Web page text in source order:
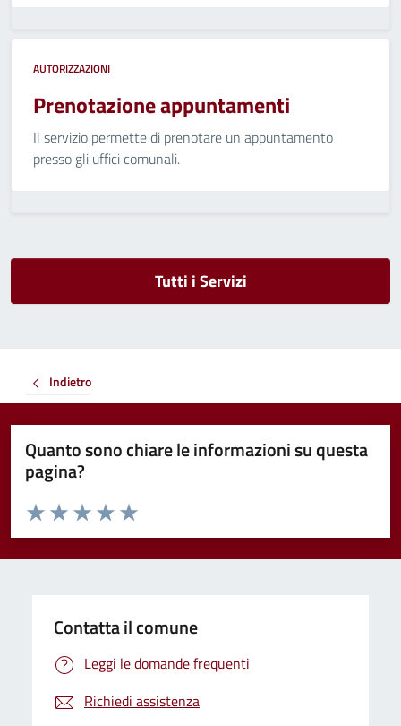
AUTORIZZAZIONI
Prenotazione appuntamenti
Il servizio permette di prenotare un appuntamento
presso gli uffici comunali.
Tutti i Servizi
Indietro
Quanto sono chiare le informazioni su questa
pagina?
Valuta da 1 a 5 stelle la pagina
Valuta 5 stelle su 5
Valuta 4 stelle su 5
Valuta 3 stelle su 5
Valuta 2 stelle su 5
Valuta 1 stelle su 5
Contatta il comune
Leggi le domande frequenti
Richiedi assistenza